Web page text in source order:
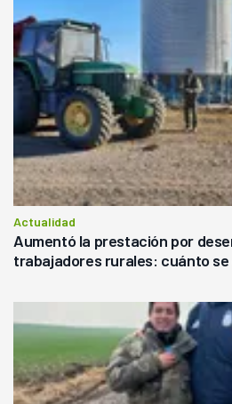
Actualidad
Aumentó la prestación por
trabajadores rurales: cuánto